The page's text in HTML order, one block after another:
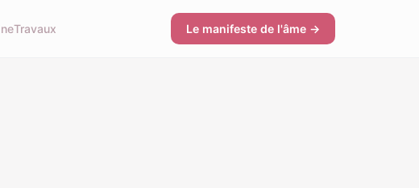
Travaux Le manifeste de l'âme →